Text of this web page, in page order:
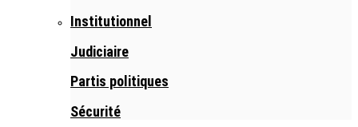
Institutionnel
Judiciaire
Partis politiques
Sécurité